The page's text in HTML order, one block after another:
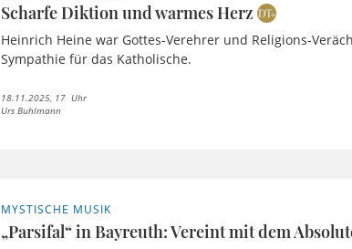
Scharfe Diktion und warmes Herz
Heinrich Heine war Gottes-Verehrer und Religions-
Sympathie für das Katholische.
18.11.2025, 17 Uhr
Urs Buhlmann
MYSTISCHE MUSIK
„Parsifal“ in Bayreuth: Vereint mit dem